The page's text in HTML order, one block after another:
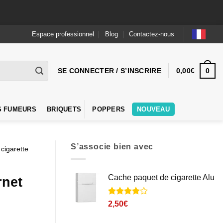
Espace professionnel Blog Contactez-nous
SE CONNECTER / S’INSCRIRE 0,00€ 0
FUMEURS BRIQUETS POPPERS NOUVEAU
S’associe bien avec
Cache paquet de cigarette Alu
Noté4
sur 5
1
2,50€